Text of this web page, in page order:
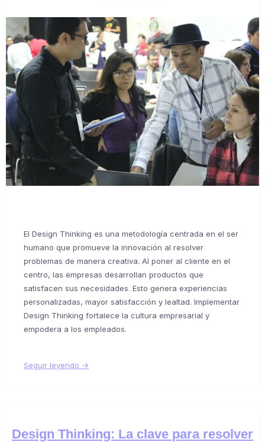
El Design Thinking es una metodología centrada en el ser
humano que promueve la innovación al resolver
problemas de manera creativa. Al poner al cliente en el
centro, las empresas desarrollan productos que
satisfacen sus necesidades. Esto genera experiencias
personalizadas, mayor satisfacción y lealtad. Implementar
Design Thinking fortalece la cultura empresarial y
empodera a los empleados.
Seguir leyendo →
Design Thinking: La clave para resolver